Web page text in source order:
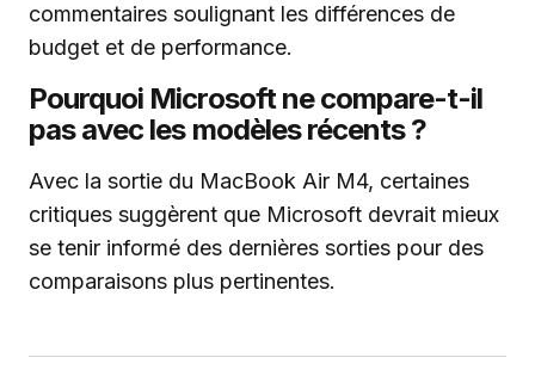
commentaires soulignant les différences de
budget et de performance.
Pourquoi Microsoft ne compare-t-il
pas avec les modèles récents ?
Avec la sortie du MacBook Air M4, certaines
critiques suggèrent que Microsoft devrait mieux
se tenir informé des dernières sorties pour des
comparaisons plus pertinentes.